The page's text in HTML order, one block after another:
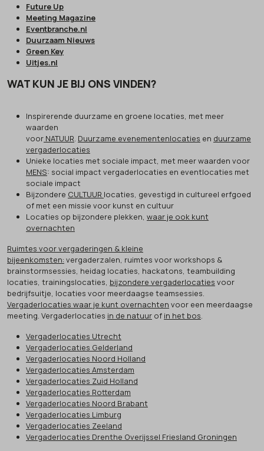
Future Up
Meeting Magazine
Eventbranche.nl
Duurzaam Nieuws
Green Key
Uitjes.nl
WAT KUN JE BIJ ONS VINDEN?
Inspirerende duurzame en groene locaties, met meer
waarden
voor NATUUR. Duurzame evenementenlocaties en duurzame
vergaderlocaties
Unieke locaties met sociale impact, met meer waarden voor
MENS: social impact vergaderlocaties en eventlocaties met
sociale impact
Bijzondere CULTUUR locaties, gevestigd in cultureel erfgoed
of met een missie voor kunst en cultuur
Locaties op bijzondere plekken, waar je ook kunt
overnachten
Ruimtes voor vergaderingen & kleine
bijeenkomsten: vergaderzalen, ruimtes voor workshops &
brainstormsessies, heidag locaties, hackatons, teambuilding
locaties, trainingslocaties, bijzondere vergaderlocaties voor
bedrijfsuitje, locaties voor meerdaagse teamsessies.
Vergaderlocaties waar je kunt overnachten voor een meerdaagse
meeting. Vergaderlocaties in de natuur of in het bos.
Vergaderlocaties Utrecht
Vergaderlocaties Gelderland
Vergaderlocaties Noord Holland
Vergaderlocaties Amsterdam
Vergaderlocaties Zuid Holland
Vergaderlocaties Rotterdam
Vergaderlocaties Noord Brabant
Vergaderlocaties Limburg
Vergaderlocaties Zeeland
Vergaderlocaties Drenthe Overijssel Friesland Groningen